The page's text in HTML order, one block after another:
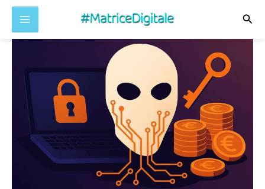
contenuto